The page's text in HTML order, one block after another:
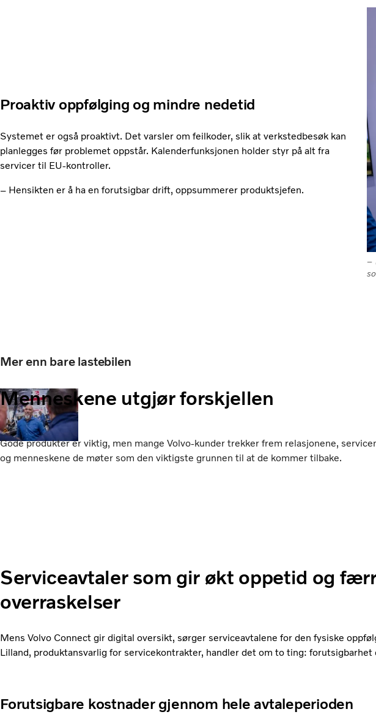
Proaktiv oppfølging og mindre nedetid
Systemet er også proaktivt. Det varsler om feilkoder, slik at verkstedbesøk kan
planlegges før problemet oppstår. Kalenderfunksjonen holder styr på alt fra
servicer til EU-kontroller.
– Hensikten er å ha en forutsigbar drift, oppsummerer produktsjefen.
–
Mer enn bare lastebilen
Menneskene utgjør forskjellen
Gode produkter er viktig, men mange Volvo-kunder trekker frem relasjonene,
og menneskene de møter som den viktigste grunnen til at de kommer tilbake.
Serviceavtaler som gir økt oppetid og
overraskelser
Mens Volvo Connect gir digital oversikt, sørger serviceavtalene for den fysiske
Lilland, produktansvarlig for servicekontrakter, handler det om to ting: forutsigbarhet
Forutsigbare kostnader gjennom hele avtaleperioden